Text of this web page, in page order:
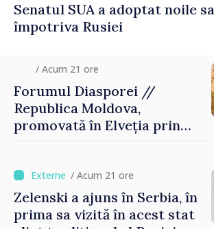
Senatul SUA a adoptat noile
împotriva Rusiei
/ Acum 21 ore
Forumul Diasporei //
Republica Moldova,
promovată în Elveția prin
/ Acum 21 ore
Zelenski a ajuns în Serbia, în
prima sa vizită în acest stat